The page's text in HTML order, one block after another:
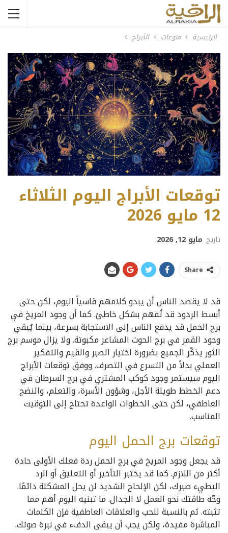
الرئيسية منوعات الأبراج
توقعات الأبراج اليوم الثلاثاء
12 مايو 2026
تاريخ مايو 12, 2026
Share
قد لا يقصد الناس أن يبدو كلامهم قاسياً اليوم، لكن حتى
أبسط الردود قد تُفهم بشكل خاطئ. كما أن وجود المريخ في
برج الحمل قد يدفع الناس إلى الاستجابة بسرعة، بينما يُبقي
وجود القمر في برج الحوت المشاعر مكبوتة. ولا يزال موسم برج
الثور يذكّر الجميع بضرورة اختيار الصبر والقيم والتفكير
العملي بدلاً من التسرع في التصرف. ووفق توقعات الأبراج
اليوم سيستمر وجود كوكب المشتري في برج السرطان في
دعم الخطط طويلة الأجل، وشؤون الأسرة، والتعلم، والنضج
العاطفي، لكن حتى الخطوات الواعدة تحتاج إلى التوقيت
المناسب.
توقعات برج الحمل اليوم
قد يجعل وجود المريخ في برج الحمل ردة فعلك الأولى حادة
أكثر من اللازم. كما قد يختبر التأخير أو التعليق أو الرد
البطيء صبرك، لكن الإلحاح الشديد لن يحل المشكلة دائمًا.
وجّه طاقتك نحو العمل لا الجدال. ما تبنيه اليوم أهم مما
تثبته. ثم بالنسبة للحب والعلاقات العاطفية فإن الكلمات
المباشرة مفيدة، ولكن يجب أن يبقى الدفء في نبرة صوتك.